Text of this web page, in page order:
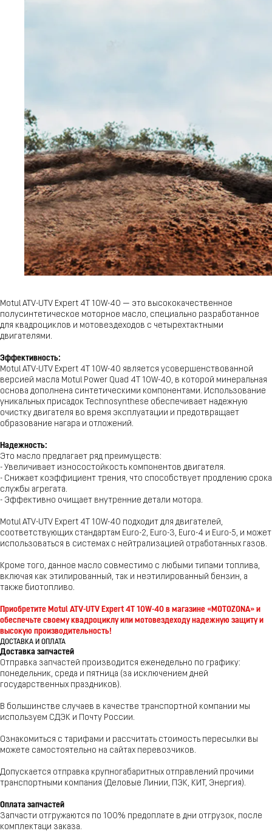
Motul ATV-UTV Expert 4T 10W-40 — это высококачественное
полусинтетическое моторное масло, специально разработанное
для квадроциклов и мотовездеходов с четырехтактными
двигателями.
Эффективность:
Motul ATV-UTV Expert 4T 10W-40 является усовершенствованной
версией масла Motul Power Quad 4T 10W-40, в которой минеральная
основа дополнена синтетическими компонентами. Использование
уникальных присадок Technosynthese обеспечивает надежную
очистку двигателя во время эксплуатации и предотвращает
образование нагара и отложений.
Надежность:
Это масло предлагает ряд преимуществ:
- Увеличивает износостойкость компонентов двигателя.
- Снижает коэффициент трения, что способствует продлению срока
службы агрегата.
- Эффективно очищает внутренние детали мотора.
Motul ATV-UTV Expert 4T 10W-40 подходит для двигателей,
соответствующих стандартам Euro-2, Euro-3, Euro-4 и Euro-5, и может
использоваться в системах с нейтрализацией отработанных газов.
Кроме того, данное масло совместимо с любыми типами топлива,
включая как этилированный, так и неэтилированный бензин, а
также биотопливо.
Приобретите Motul ATV-UTV Expert 4T 10W-40 в магазине «MOTOZONA» и
обеспечьте своему квадроциклу или мотовездеходу надежную защиту и
высокую производительность!
ДОСТАВКА И ОПЛАТА
Доставка запчастей
Отправка запчастей производится еженедельно по графику:
понедельник, среда и пятница (за исключением дней
государственных праздников).
В большинстве случаев в качестве транспортной компании мы
используем СДЭК и Почту России.
Ознакомиться с тарифами и рассчитать стоимость пересылки вы
можете самостоятельно на сайтах перевозчиков.
Допускается отправка крупногабаритных отправлений прочими
транспортными компания (Деловые Линии, ПЭК, КИТ, Энергия).
Оплата запчастей
Запчасти отгружаются по 100% предоплате в дни отгрузок, после
комплектаци заказа.